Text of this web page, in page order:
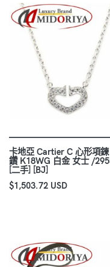
卡地亞 Cartier C 心形項
鑽 K18WG 白金 女士 /
[二手] [BJ]
$1,503.72 USD